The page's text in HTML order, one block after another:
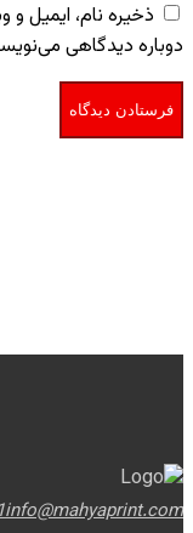
ذخیره نام، ایمیل و
دوباره دیدگاهی
info@mahyaprint.com